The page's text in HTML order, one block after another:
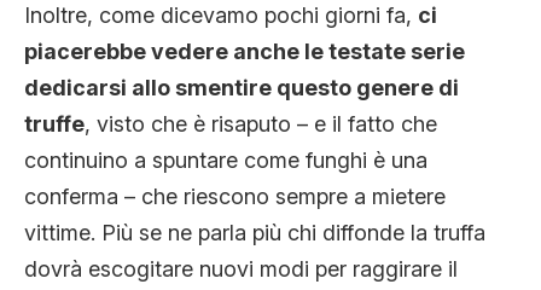
Inoltre, come dicevamo pochi giorni fa, ci
piacerebbe vedere anche le testate serie
dedicarsi allo smentire questo genere di
truffe, visto che è risaputo – e il fatto che
continuino a spuntare come funghi è una
conferma – che riescono sempre a mietere
vittime. Più se ne parla più chi diffonde la truffa
dovrà escogitare nuovi modi per raggirare il